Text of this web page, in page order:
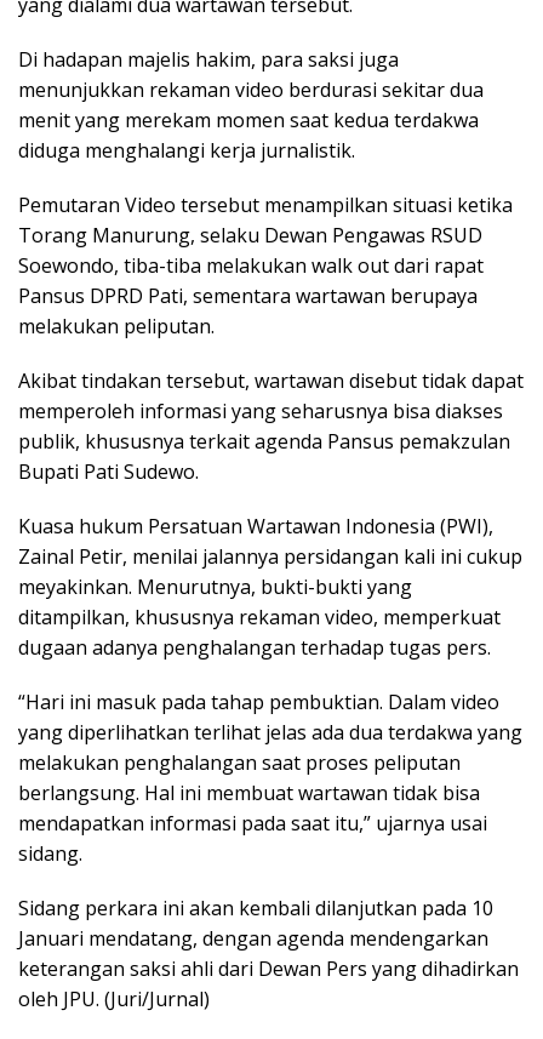
Di hadapan majelis hakim, para saksi juga
menunjukkan rekaman video berdurasi sekitar dua
menit yang merekam momen saat kedua terdakwa
diduga menghalangi kerja jurnalistik.
Pemutaran Video tersebut menampilkan situasi ketika
Torang Manurung, selaku Dewan Pengawas RSUD
Soewondo, tiba-tiba melakukan walk out dari rapat
Pansus DPRD Pati, sementara wartawan berupaya
melakukan peliputan.
Akibat tindakan tersebut, wartawan disebut tidak dapat
memperoleh informasi yang seharusnya bisa diakses
publik, khususnya terkait agenda Pansus pemakzulan
Bupati Pati Sudewo.
Kuasa hukum Persatuan Wartawan Indonesia (PWI),
Zainal Petir, menilai jalannya persidangan kali ini cukup
meyakinkan. Menurutnya, bukti-bukti yang
ditampilkan, khususnya rekaman video, memperkuat
dugaan adanya penghalangan terhadap tugas pers.
“Hari ini masuk pada tahap pembuktian. Dalam video
yang diperlihatkan terlihat jelas ada dua terdakwa yang
melakukan penghalangan saat proses peliputan
berlangsung. Hal ini membuat wartawan tidak bisa
mendapatkan informasi pada saat itu,” ujarnya usai
sidang.
Sidang perkara ini akan kembali dilanjutkan pada 10
Januari mendatang, dengan agenda mendengarkan
keterangan saksi ahli dari Dewan Pers yang dihadirkan
oleh JPU. (Juri/Jurnal)